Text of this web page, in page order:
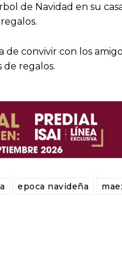
de Navidad en su
de convivir con los
de regalos.
epoca navideña